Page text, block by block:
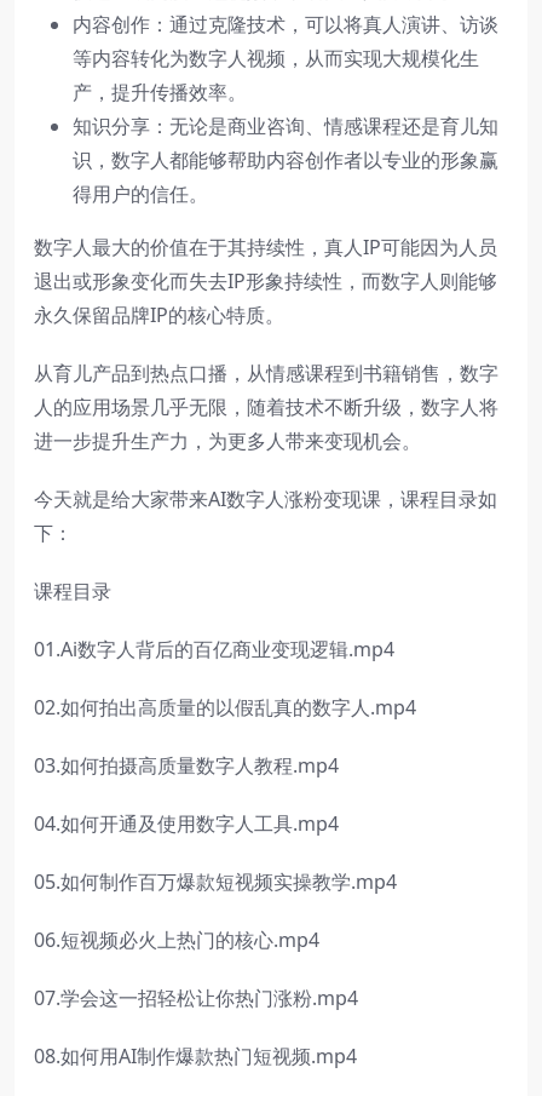
内容创作：通过克隆技术，可以将真人演讲、访谈
等内容转化为数字人视频，从而实现大规模化生
产，提升传播效率。
知识分享：无论是商业咨询、情感课程还是育儿知
识，数字人都能够帮助内容创作者以专业的形象赢
得用户的信任。
数字人最大的价值在于其持续性，真人IP可能因为人员
退出或形象变化而失去IP形象持续性，而数字人则能够
永久保留品牌IP的核心特质。
从育儿产品到热点口播，从情感课程到书籍销售，数字
人的应用场景几乎无限，随着技术不断升级，数字人将
进一步提升生产力，为更多人带来变现机会。
今天就是给大家带来AI数字人涨粉变现课，课程目录如
下：
课程目录
01.Ai数字人背后的百亿商业变现逻辑.mp4
02.如何拍出高质量的以假乱真的数字人.mp4
03.如何拍摄高质量数字人教程.mp4
04.如何开通及使用数字人工具.mp4
05.如何制作百万爆款短视频实操教学.mp4
06.短视频必火上热门的核心.mp4
07.学会这一招轻松让你热门涨粉.mp4
08.如何用AI制作爆款热门短视频.mp4